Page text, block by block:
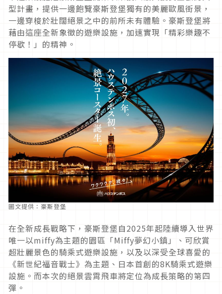
型計畫，提供一邊飽覽豪斯登堡獨有的美麗歐風街景，
一邊穿梭於壯闊絕景之中的前所未有體驗。豪斯登堡將
藉由這座全新象徵的遊樂設施，加速實現「精彩樂趣不
停歇！」的精神。
圖文提供：豪斯登堡
在全新成長戰略下，豪斯登堡自2025年起陸續導入世界
唯一以miffy為主題的園區「Miffy夢幻小鎮」、可欣賞
超壯麗景色的騎乘式遊樂設施，以及以深受全球喜愛的
《新世紀福音戰士》為主題、日本首創的8K騎乘式遊樂
設施。而本次的絕景雲霄飛車將定位為成長策略的第四
彈。